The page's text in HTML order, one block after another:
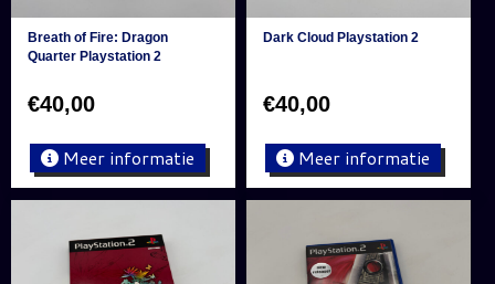
Breath of Fire: Dragon
Quarter Playstation 2
€40,00
Meer informatie
Dark Cloud Playstation 2
€40,00
Meer informatie